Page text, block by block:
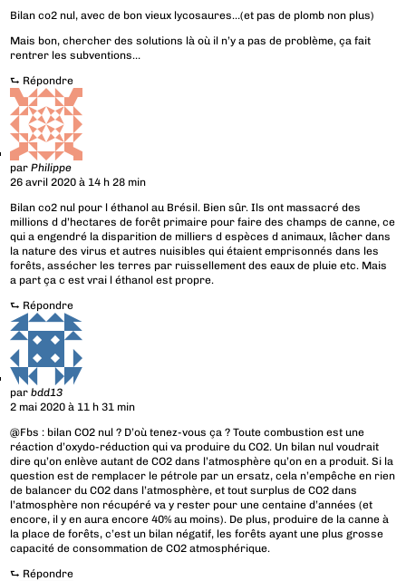
Bilan co2 nul, avec de bon vieux lycosaures…(et pas de plomb non plus)
Mais bon, chercher des solutions là où il n’y a pas de problème, ça fait
rentrer les subventions…
⮑ Répondre
parPhilippe
26 avril 2020 à 14 h 28 min
Bilan co2 nul pour l éthanol au Brésil. Bien sûr. Ils ont massacré des
millions d d’hectares de forêt primaire pour faire des champs de canne, ce
qui a engendré la disparition de milliers d espèces d animaux, lâcher dans
la nature des virus et autres nuisibles qui étaient emprisonnés dans les
forêts, assécher les terres par ruissellement des eaux de pluie etc. Mais
a part ça c est vrai l éthanol est propre.
⮑ Répondre
parbdd13
2 mai 2020 à 11 h 31 min
@Fbs : bilan CO2 nul ? D’où tenez-vous ça ? Toute combustion est une
réaction d’oxydo-réduction qui va produire du CO2. Un bilan nul voudrait
dire qu’on enlève autant de CO2 dans l’atmosphère qu’on en a produit. Si la
question est de remplacer le pétrole par un ersatz, cela n’empêche en rien
de balancer du CO2 dans l’atmosphère, et tout surplus de CO2 dans
l’atmosphère non récupéré va y rester pour une centaine d’années (et
encore, il y en aura encore 40% au moins). De plus, produire de la canne à
la place de forêts, c’est un bilan négatif, les forêts ayant une plus grosse
capacité de consommation de CO2 atmosphérique.
⮑ Répondre